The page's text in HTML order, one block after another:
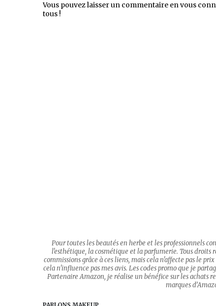
Vous pouvez laisser un commentaire en vous
tous !
Pour toutes les beautés en herbe et les professionnels
l'esthétique, la cosmétique et la parfumerie. Tous droits
commissions grâce à ces liens, mais cela n'affecte pas le
cela n'influence pas mes avis. Les codes promo que je
Partenaire Amazon, je réalise un bénéfice sur les achats
marques